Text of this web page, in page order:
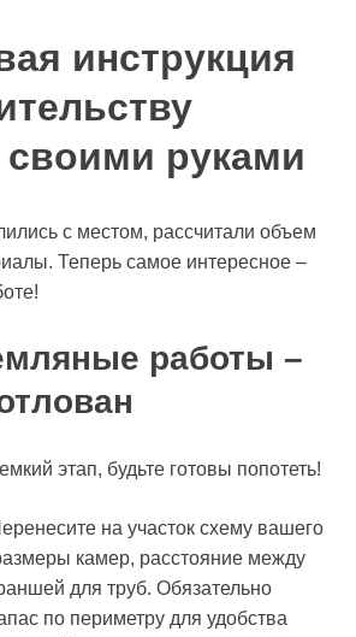
инструкция
своими руками
с местом, рассчитали объем
Теперь самое интересное –
работы –
этап, будьте готовы попотеть!
на участок схему вашего
камер, расстояние между
для труб. Обязательно
по периметру для удобства